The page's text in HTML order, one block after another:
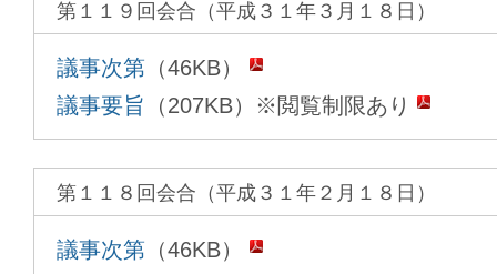
第１１９回会合（平成３１年３月１８日）
議事次第 （46KB）
議事要旨 （207KB）※閲覧制限あり
第１１８回会合（平成３１年２月１８日）
議事次第 （46KB）